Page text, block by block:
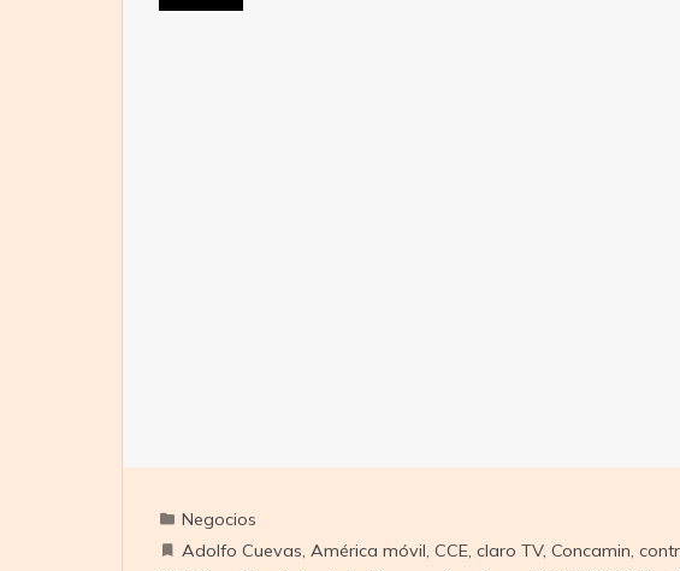
Negocios
Adolfo Cuevas, América móvil, CCE, claro TV, Concamin,